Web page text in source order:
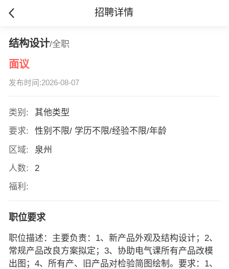
招聘详情
结构设计/全职
面议
发布时间:2026-08-07
类别:
其他类型
要求:
性别不限/ 学历不限/经验不限/年龄
区域:
泉州
人数:
2
福利:
职位要求
职位描述：主要负责：1、新产品外观及结构设计；2、
常规产品改良方案拟定；3、协助电气课所有产品改模
出图；4、所有产、旧产品对检验简图绘制。要求：1、